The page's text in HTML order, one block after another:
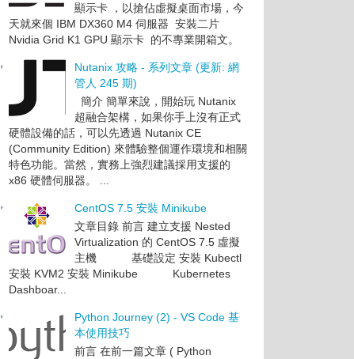
顯示卡 ，以搶佔虛擬桌面市場，今
天就來個 IBM DX360 M4 伺服器 安裝二片
Nvidia Grid K1 GPU 顯示卡 的不專業開箱文。
Nutanix 攻略 - 系列文章 (更新: 網
管人 245 期)
簡介 簡單來說，開始玩 Nutanix
超融合架構，如果你手上沒有正式
硬體設備的話，可以先透過 Nutanix CE
(Community Edition) 來體驗整個運作環境和相關
特色功能。當然，實務上強烈建議採用支援的
x86 硬體伺服器。 ...
CentOS 7.5 安裝 Minikube
文章目錄 前言 建立支援 Nested
Virtualization 的 CentOS 7.5 虛擬
主機 基礎設定 安裝 Kubectl
安裝 KVM2 安裝 Minikube Kubernetes
Dashboar...
Python Journey (2) - VS Code 基
本使用技巧
前言 在前一篇文章 ( Python